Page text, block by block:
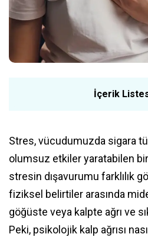
İçerik
Stres, vücudumuzda sigara
olumsuz etkiler yaratabilen
stresin dışavurumu farklılık
fiziksel belirtiler arasında mide
göğüste veya kalpte ağrı ve
Peki, psikolojik kalp ağrısı